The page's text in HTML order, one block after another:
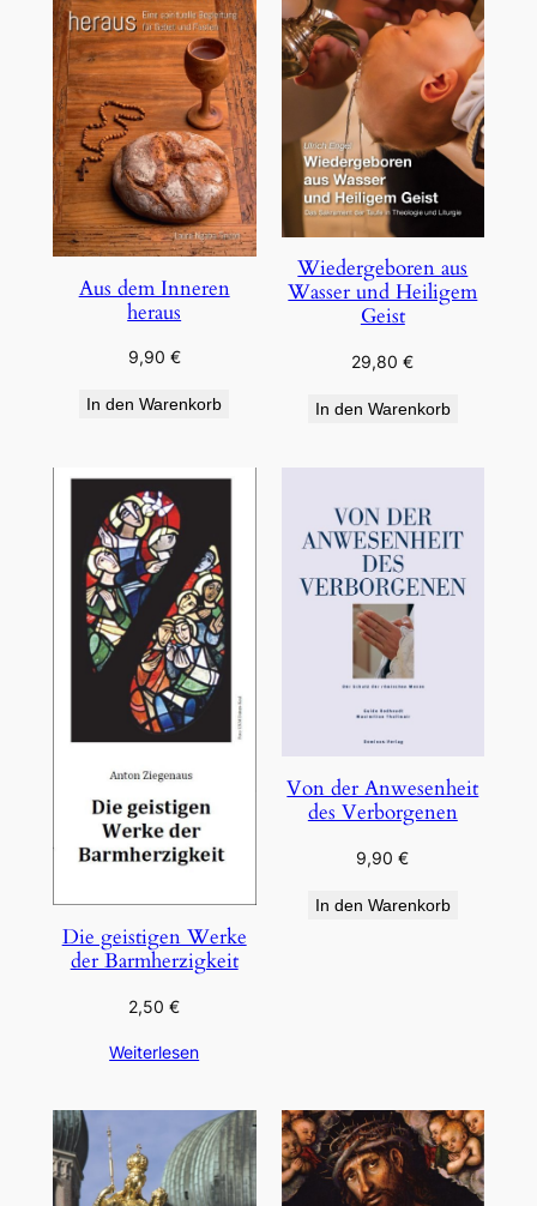
Aus dem Inneren
heraus
9,90 €
In den Warenkorb
Wiedergeboren aus
Wasser und Heiligem
Geist
29,80€
In den Warenkorb
Die geistigen Werke
der Barmherzigkeit
2,50€
Weiterlesen
Von der Anwesenheit
des Verborgenen
9,90€
In den Warenkorb